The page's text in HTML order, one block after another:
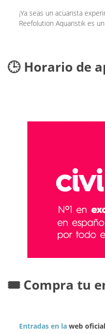
¡Ya seas un acuarista
Reefolution Aquaristik es
🕒 Horario de
🎟️ Compra tu
Entradas en la web oficial